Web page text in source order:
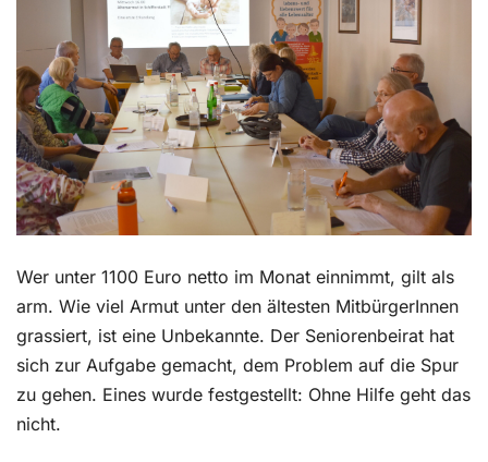
Wer unter 1100 Euro netto im Monat einnimmt, gilt als
arm. Wie viel Armut unter den ältesten MitbürgerInnen
grassiert, ist eine Unbekannte. Der Seniorenbeirat hat
sich zur Aufgabe gemacht, dem Problem auf die Spur
zu gehen. Eines wurde festgestellt: Ohne Hilfe geht das
nicht.